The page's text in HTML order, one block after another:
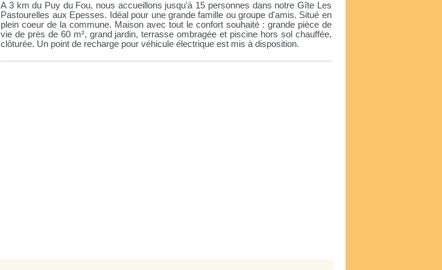
A 3 km du Puy du Fou, nous accueillons jusqu'à 15 personnes dans notre Gîte Les
Pastourelles aux Epesses. Idéal pour une grande famille ou groupe d'amis. Situé en
plein coeur de la commune. Maison avec tout le confort souhaité : grande pièce de
vie de près de 60 m², grand jardin, terrasse ombragée et piscine hors sol chauffée,
clôturée. Un point de recharge pour véhicule électrique est mis à disposition.